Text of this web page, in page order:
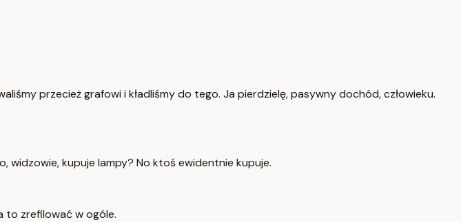
przecież grafowi i kładliśmy do tego. Ja pierdzielę, pasywny dochód, człowieku.
widzowie, kupuje lampy? No ktoś ewidentnie kupuje.
to zrefilować w ogóle.